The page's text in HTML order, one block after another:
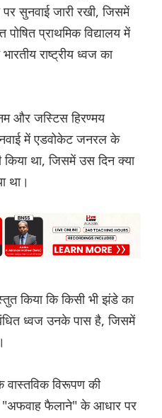
पर सुनवाई जारी रखी, जिसमें
पोषित प्राथमिक विद्यालय में
राष्ट्रीय ध्वज का
और जस्टिस हिरण्मय
में एडवोकेट जनरल के
किया था, जिसमें उस दिन क्या
था।
किया कि किसी भी झंडे का
ध्वज उनके पास है, जिसमें
विरूपण की
"अफवाह फैलाने" के आधार पर